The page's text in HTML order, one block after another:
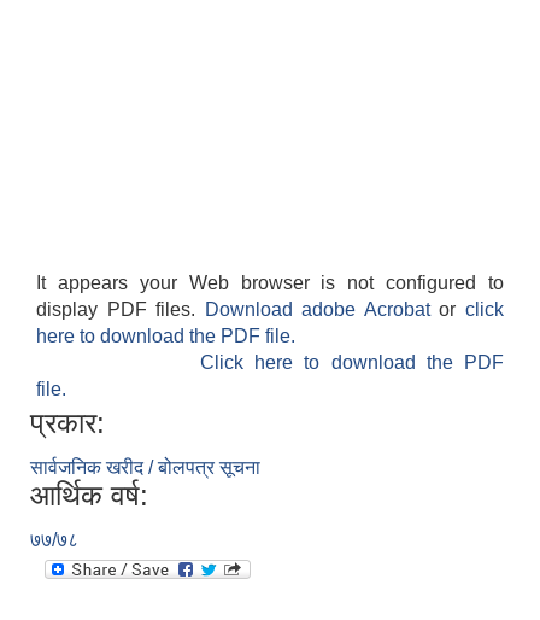
It appears your Web browser is not configured to
display PDF files.
Download adobe Acrobatorclick
here to download the PDF file.
Click here to download the PDF
file.
प्रकार:
सार्वजनिक खरीद / बोलपत्र सूचना
आर्थिक वर्ष:
७७/७८